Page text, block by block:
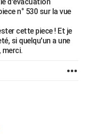
n° 530 sur la vue
cette piece ! Et je
si quelqu'un a une
merci.